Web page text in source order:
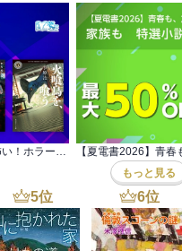
もっと見る
5位 6位